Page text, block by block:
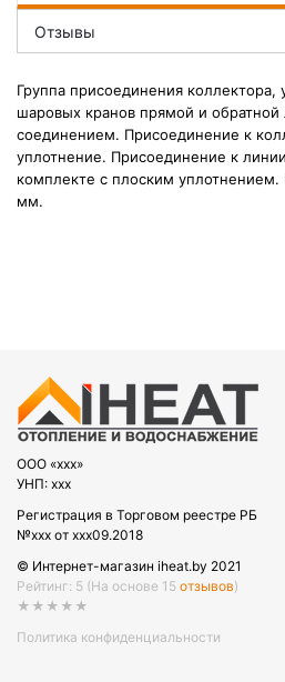
Отзывы
Группа присоединения коллектора,
шаровых кранов прямой и обратной
соединением. Присоединение к
уплотнение. Присоединение к
комплекте с плоским
мм.
OOO «xxx»
УНП: xxx
Регистрация в Торговом реестре РБ
№xxx от xxx09.2018
© Интернет-магазин iheat.by 2021
Рейтинг: 5 (На основе 15 отзывов)
★★★★★
Политика конфиденциальности